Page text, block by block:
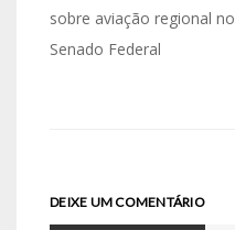
sobre aviação regional no
Senado Federal
DEIXE UM COMENTÁRIO